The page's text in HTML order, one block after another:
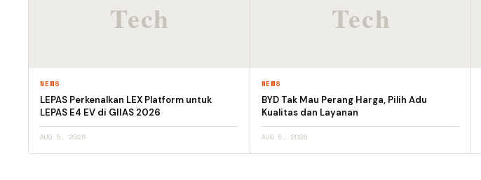
NEWS
LEPAS Perkenalkan LEX Platform untuk
LEPAS E4 EV di GIIAS 2026
AUG 5, 2026
NEWS
BYD Tak Mau Perang Harga, Pilih Adu
Kualitas dan Layanan
AUG 5, 2026